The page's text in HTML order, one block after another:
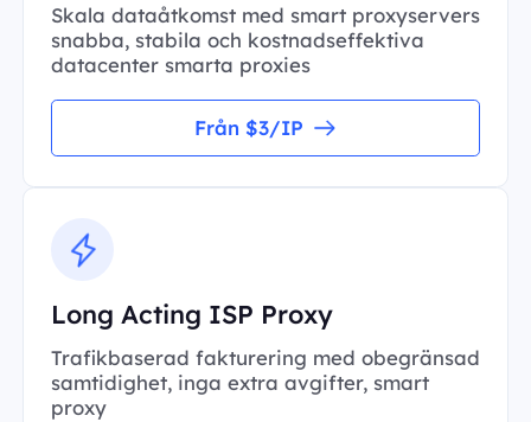
Skala dataåtkomst med smart proxyservers
snabba, stabila och kostnadseffektiva
datacenter smarta proxies
Från $3/IP
Long Acting ISP Proxy
Trafikbaserad fakturering med obegränsad
samtidighet, inga extra avgifter, smart
proxy